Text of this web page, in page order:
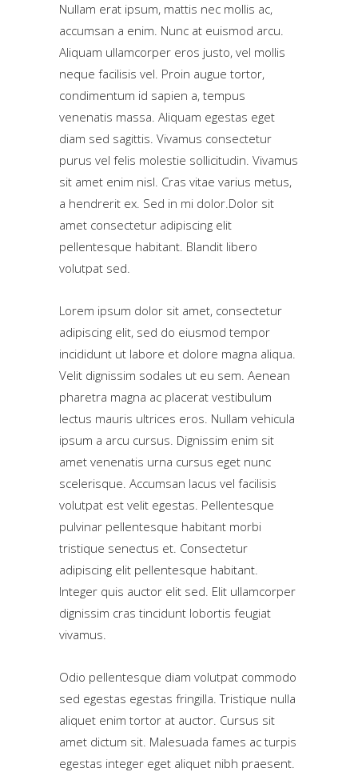
Nullam erat ipsum, mattis nec mollis ac,
accumsan a enim. Nunc at euismod arcu.
Aliquam ullamcorper eros justo, vel mollis
neque facilisis vel. Proin augue tortor,
condimentum id sapien a, tempus
venenatis massa. Aliquam egestas eget
diam sed sagittis. Vivamus consectetur
purus vel felis molestie sollicitudin. Vivamus
sit amet enim nisl. Cras vitae varius metus,
a hendrerit ex. Sed in mi dolor.Dolor sit
amet consectetur adipiscing elit
pellentesque habitant. Blandit libero
volutpat sed.
Lorem ipsum dolor sit amet, consectetur
adipiscing elit, sed do eiusmod tempor
incididunt ut labore et dolore magna aliqua.
Velit dignissim sodales ut eu sem. Aenean
pharetra magna ac placerat vestibulum
lectus mauris ultrices eros. Nullam vehicula
ipsum a arcu cursus. Dignissim enim sit
amet venenatis urna cursus eget nunc
scelerisque. Accumsan lacus vel facilisis
volutpat est velit egestas. Pellentesque
pulvinar pellentesque habitant morbi
tristique senectus et. Consectetur
adipiscing elit pellentesque habitant.
Integer quis auctor elit sed. Elit ullamcorper
dignissim cras tincidunt lobortis feugiat
vivamus.
Odio pellentesque diam volutpat commodo
sed egestas egestas fringilla. Tristique nulla
aliquet enim tortor at auctor. Cursus sit
amet dictum sit. Malesuada fames ac turpis
egestas integer eget aliquet nibh praesent.